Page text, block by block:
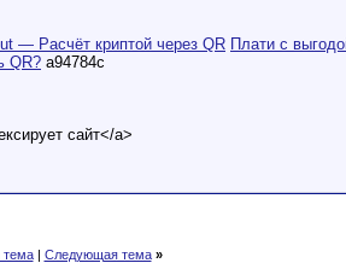
— Расчёт криптой через QR Плати с
QR? a94784c
сайт</a>
| Следующая тема »